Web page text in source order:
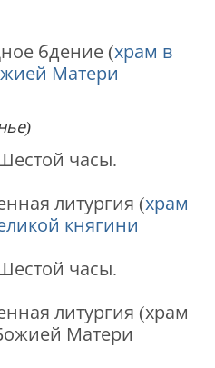
бдение (храм в
Матери
часы.
литургия (храм
княгини
часы.
литургия (храм
Матери